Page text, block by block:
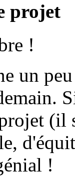
projet
!
un
(il
!